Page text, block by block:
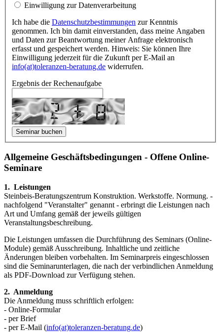
Einwilligung zur Datenverarbeitung
Ich habe die Datenschutzbestimmungen zur Kenntnis
genommen. Ich bin damit einverstanden, dass meine Angaben
und Daten zur Beantwortung meiner Anfrage elektronisch
erfasst und gespeichert werden. Hinweis: Sie können Ihre
Einwilligung jederzeit für die Zukunft per E-Mail an
info(at)toleranzen-beratung.de widerrufen.
Ergebnis der Rechenaufgabe
Allgemeine Geschäftsbedingungen - Offene Online-
Seminare
1. Leistungen
Steinbeis-Beratungszentrum Konstruktion. Werkstoffe. Normung. -
nachfol­gend "Veranstalter" genannt - erbringt die Leistungen nach
Art und Umfang gemäß der jeweils gültigen
Veranstaltungsbeschreibung.
Die Leistungen umfassen die Durchführung des Seminars (Online-
Module) gemäß Aus­schrei­bung. Inhaltliche und zeitliche
Änderungen bleiben vorbe­halten. Im Seminar­preis eingeschlossen
sind die Seminarunterlagen, die nach der verbindlichen Anmeldung
als PDF-Download zur Verfügung stehen.
2. Anmeldung
Die Anmeldung muss schriftlich erfolgen:
- Online-Formular
- per Brief
- per E-Mail (info(at)toleranzen-beratung.de)